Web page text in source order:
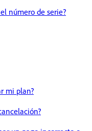
número de serie?
mi plan?